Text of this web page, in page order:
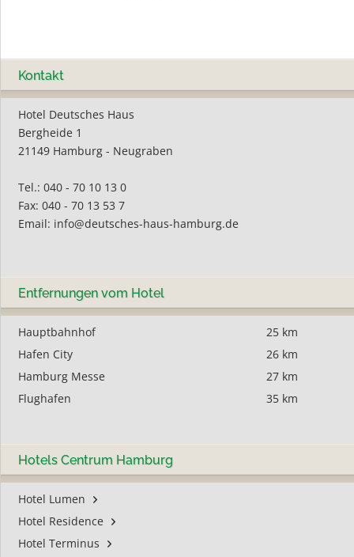
Kontakt
Hotel Deutsches Haus
Bergheide 1
21149 Hamburg - Neugraben
Tel.: 040 - 70 10 13 0
Fax: 040 - 70 13 53 7
Email: info@deutsches-haus-hamburg.de
Entfernungen vom Hotel
Hauptbahnhof
25 km
Hafen City
26 km
Hamburg Messe
27 km
Flughafen
35 km
Hotels Centrum Hamburg
Hotel Lumen
Hotel Residence
Hotel Terminus